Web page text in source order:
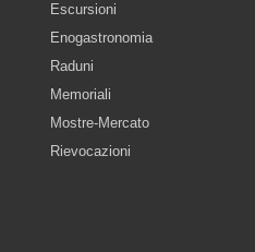
Escursioni
Enogastronomia
Raduni
Memoriali
Mostre-Mercato
Rievocazioni